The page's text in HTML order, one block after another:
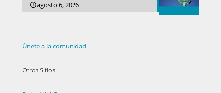
agosto 6, 2026
Únete a la comunidad
Otros Sitios